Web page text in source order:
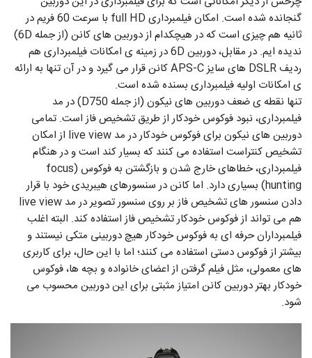
گنجانده شده است. امکان فیلمبرداری full HD با سرعت 60 فریم در
ثانیه هم چیزی است که در هیچکدام از دوربین های کانن (از جمله 6D)
ندیده ایم. در مقابل، دوربین 6D در زمینه ی امکانات فیلمبرداری هم
ردیف DSLR های سایز APS-C کانن قرار می گیرد و در آن تنها به ارائه
ی امکانات اولیه فیلمبرداری بسنده شده است.
تنها نقطه ی ضعف دوربین های نیکون (از جمله D750) در مد
فیلمبرداری، نبود فوکوس خودکار از طریق تشخیص فاز است. تمامی
دوربین های نیکون برای فوکوس خودکار در مد live view از امکان
تشخیص کنتراست استفاده می کنند که بسیار کند است و در هنگام
فیلمبرداری، خطاهای خارج شدن و بازگشتن به فوکوس (focus
hunting) بسیاری دارد. اما کانن در سنسورهای هیبریدی خود با قرار
دادن سنسور های تشخیص فاز بر روی سنسور تصویر در مد live view
هم می تواند از فوکوس خودکار تشخیص فاز استفاده کند. البته اغلب
فیلمبرداران حرفه ای به فوکوس خودکار هیچ دوربینی متکی نیستند و
بیشتر از فوکوس دستی استفاده می کنند؛ اما با این حال، برای کاربری
های معمولی، مثل فیلم گرفتن از اعضای خانواده و بچه ها، فوکوس
خودکار بهتر دوربین کانن امتیاز مثبتی برای این دوربین محسوب می
شود.